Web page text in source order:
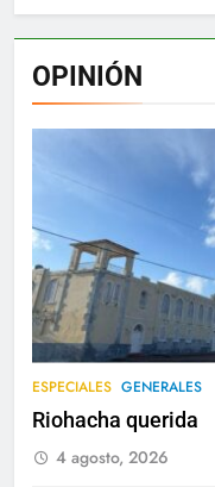
OPINIÓN
ESPECIALES GENERALES
Riohacha querida
4 agosto, 2026